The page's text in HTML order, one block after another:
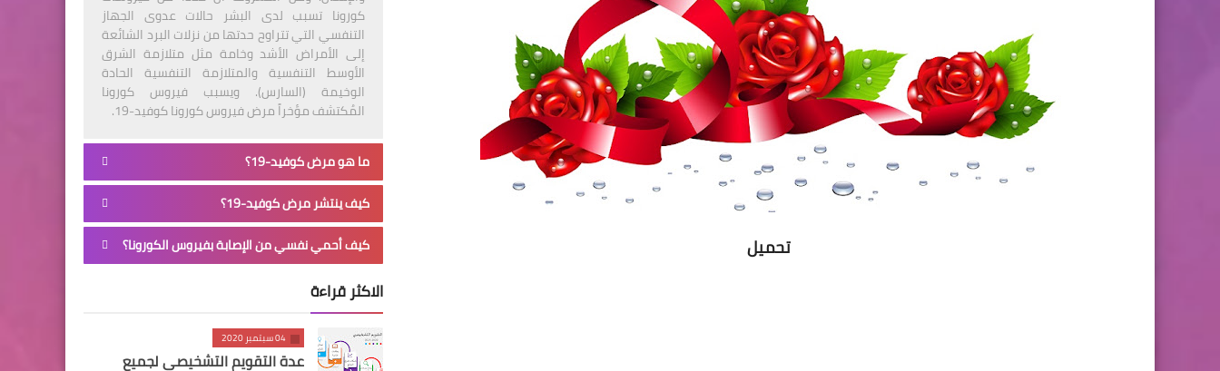
تحميل
كورونا تسبب لدى البشر حالات عدوى الجهاز
التنفسي التي تتراوح حدتها من نزلات البرد الشائعة
إلى الأمراض الأشد وخامة مثل متلازمة الشرق
الأوسط التنفسية والمتلازمة التنفسية الحادة
الوخيمة (السارس). ويسبب فيروس كورونا
المُكتشف مؤخراً مرض فيروس كورونا كوفيد-19.
ما هو مرض كوفيد-19؟
كيف ينتشر مرض كوفيد-19؟
كيف أحمي نفسي من الإصابة بفيروس الكورونا؟
الاكثر قراءة
04 سبتمبر 2020
عدة التقويم التشخيصي لجميع